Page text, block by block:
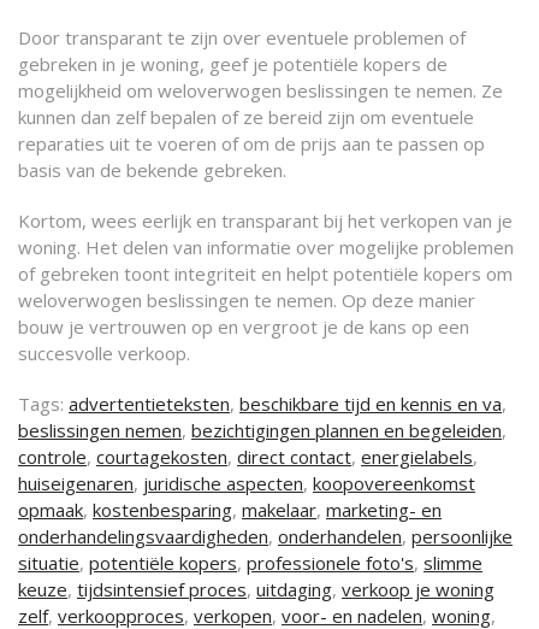
Door transparant te zijn over eventuele problemen of
gebreken in je woning, geef je potentiële kopers de
mogelijkheid om weloverwogen beslissingen te nemen. Ze
kunnen dan zelf bepalen of ze bereid zijn om eventuele
reparaties uit te voeren of om de prijs aan te passen op
basis van de bekende gebreken.
Kortom, wees eerlijk en transparant bij het verkopen van je
woning. Het delen van informatie over mogelijke problemen
of gebreken toont integriteit en helpt potentiële kopers om
weloverwogen beslissingen te nemen. Op deze manier
bouw je vertrouwen op en vergroot je de kans op een
succesvolle verkoop.
Tags: advertentieteksten, beschikbare tijd en kennis en va,
beslissingen nemen, bezichtigingen plannen en begeleiden,
controle, courtagekosten, direct contact, energielabels,
huiseigenaren, juridische aspecten, koopovereenkomst
opmaak, kostenbesparing, makelaar, marketing- en
onderhandelingsvaardigheden, onderhandelen, persoonlijke
situatie, potentiële kopers, professionele foto's, slimme
keuze, tijdsintensief proces, uitdaging, verkoop je woning
zelf, verkoopproces, verkopen, voor- en nadelen, woning,